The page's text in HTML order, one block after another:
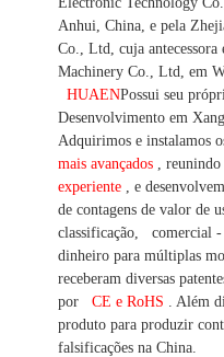
Anhui, China, e pela
Co., Ltd, cuja
Machinery Co., Ltd, em
HUAENPossui seu
Desenvolvimento em
Adquirimos e instalamos
mais avançados , reunindo
experiente
e
de contagens de valor de
classificação,
comercial -
dinheiro para múltiplas
receberam diversas
por
CE e RoHS . Além
produto para produzir
falsificações na China.